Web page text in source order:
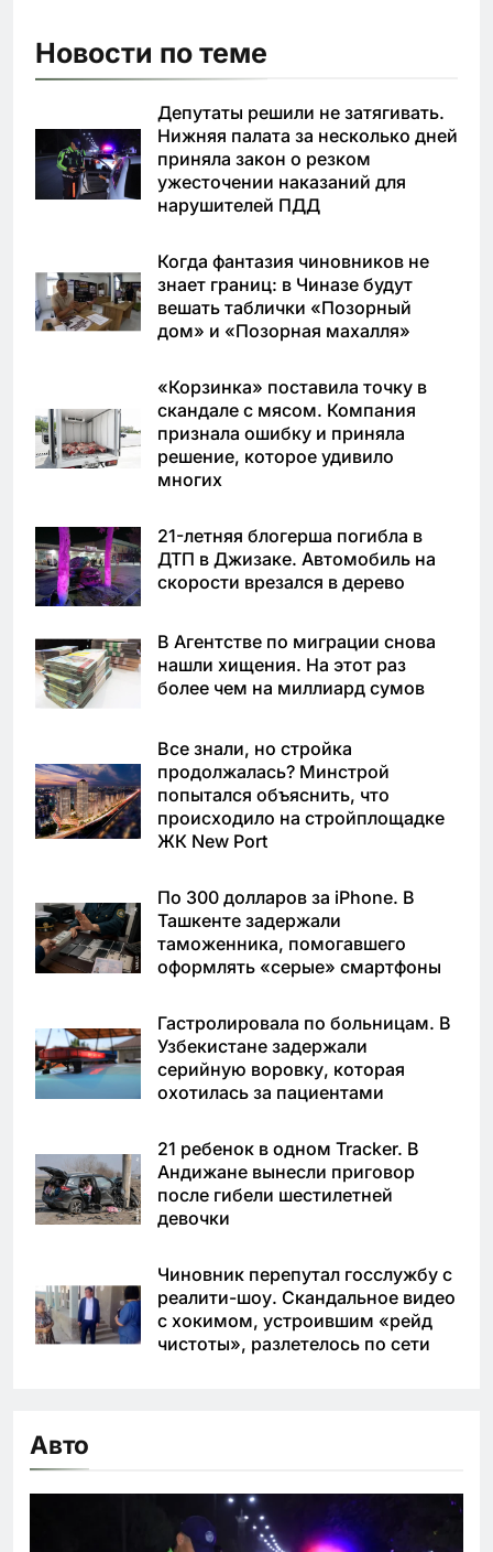
Новости по теме
Депутаты решили не затягивать.
Нижняя палата за несколько дней
приняла закон о резком
ужесточении наказаний для
нарушителей ПДД
Когда фантазия чиновников не
знает границ: в Чиназе будут
вешать таблички «Позорный
дом» и «Позорная махалля»
«Корзинка» поставила точку в
скандале с мясом. Компания
признала ошибку и приняла
решение, которое удивило
многих
21-летняя блогерша погибла в
ДТП в Джизаке. Автомобиль на
скорости врезался в дерево
В Агентстве по миграции снова
нашли хищения. На этот раз
более чем на миллиард сумов
Все знали, но стройка
продолжалась? Минстрой
попытался объяснить, что
происходило на стройплощадке
ЖК New Port
По 300 долларов за iPhone. В
Ташкенте задержали
таможенника, помогавшего
оформлять «серые» смартфоны
Гастролировала по больницам. В
Узбекистане задержали
серийную воровку, которая
охотилась за пациентами
21 ребенок в одном Tracker. В
Андижане вынесли приговор
после гибели шестилетней
девочки
Чиновник перепутал госслужбу с
реалити-шоу. Скандальное видео
с хокимом, устроившим «рейд
чистоты», разлетелось по сети
Авто